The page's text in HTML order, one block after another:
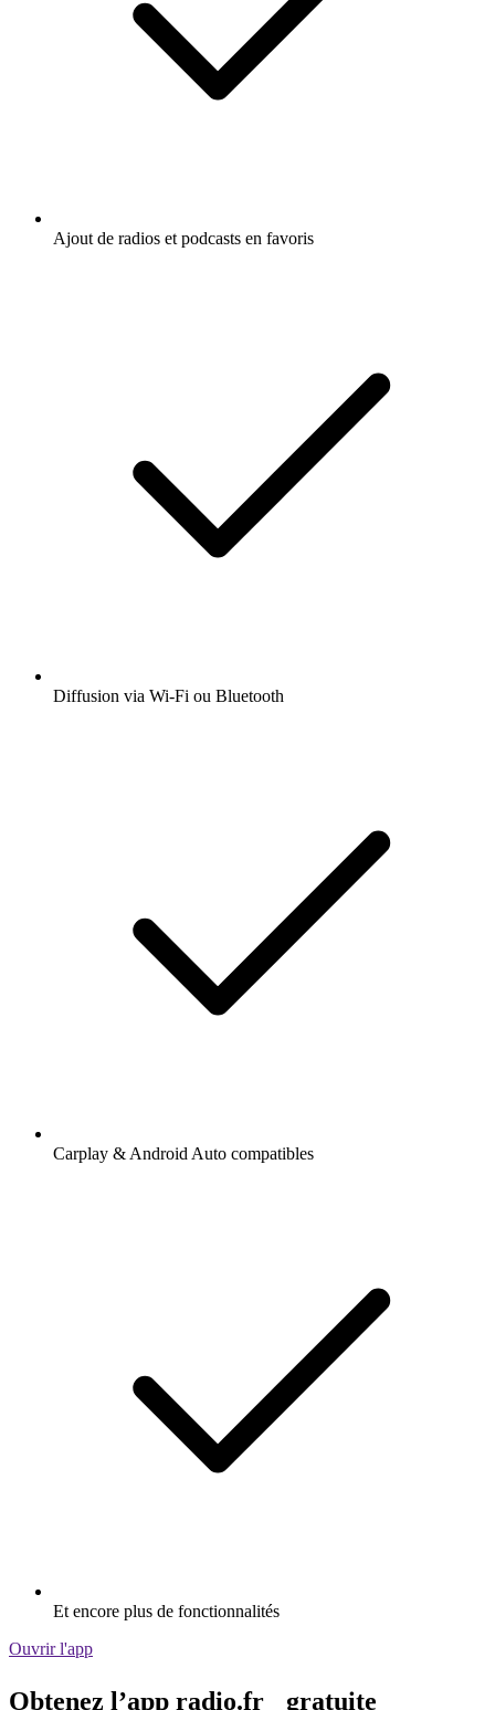
Ajout de radios et podcasts en favoris
Diffusion via Wi-Fi ou Bluetooth
Carplay & Android Auto compatibles
Et encore plus de fonctionnalités
Ouvrir l'app
Obtenez l’app radio.fr gratuite